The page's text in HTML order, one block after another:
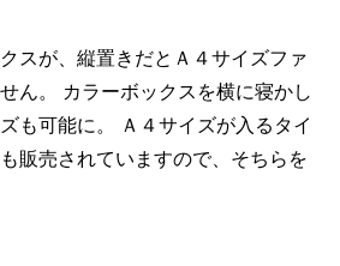
スが、縦置きだとＡ４サイズファ
ん。 カラーボックスを横に寝かし
も可能に。 Ａ４サイズが入るタイ
販売されていますので、そちらを